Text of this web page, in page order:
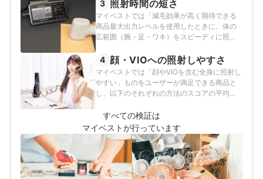
度をスコア化しました。
3 照射時間の短さ
マイベストでは「減毛効果が高く期待できる
商品最大出力レベルを使用したときに、体の
広範囲（腕・足・ワキ）をスピーディに照射
とし、以下の方法で検証を行いました。
4 顔・VIOへの照射しやすさ
マイベストでは「顔やVIOを含む全身に照射し
やすい」ものをユーザーが満足できる商品と
し、以下のそれぞれの方法のスコアの平均で
すべての検証は
マイベストが行っています